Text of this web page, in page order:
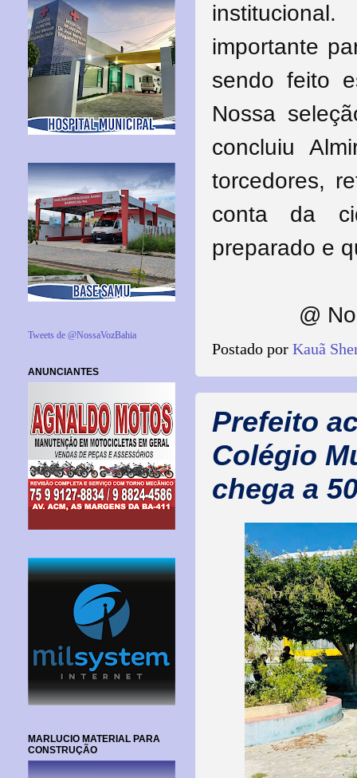
importante
sendo feito
Nossa
concluiu
torcedores,
conta da
preparado e
@
Postado por Kauã
Prefeito
Colégio
chega a
Tweets de @NossaVozBahia
ANUNCIANTES
MARLUCIO MATERIAL PARA
CONSTRUÇÃO